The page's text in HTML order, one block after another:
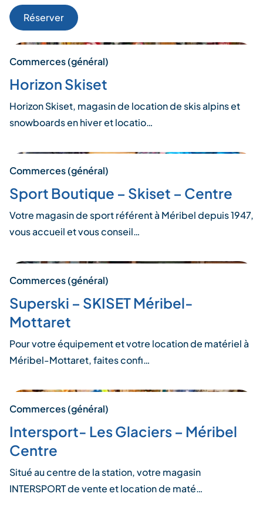
Réserver
Commerces (général)
Horizon Skiset
Horizon Skiset, magasin de location de skis alpins et
snowboards en hiver et locatio…
Commerces (général)
Sport Boutique – Skiset – Centre
Votre magasin de sport référent à Méribel depuis 1947,
vous accueil et vous conseil…
Commerces (général)
Superski – SKISET Méribel-
Mottaret
Pour votre équipement et votre location de matériel à
Méribel-Mottaret, faites confi…
Commerces (général)
Intersport- Les Glaciers – Méribel
Centre
Situé au centre de la station, votre magasin
INTERSPORT de vente et location de maté…